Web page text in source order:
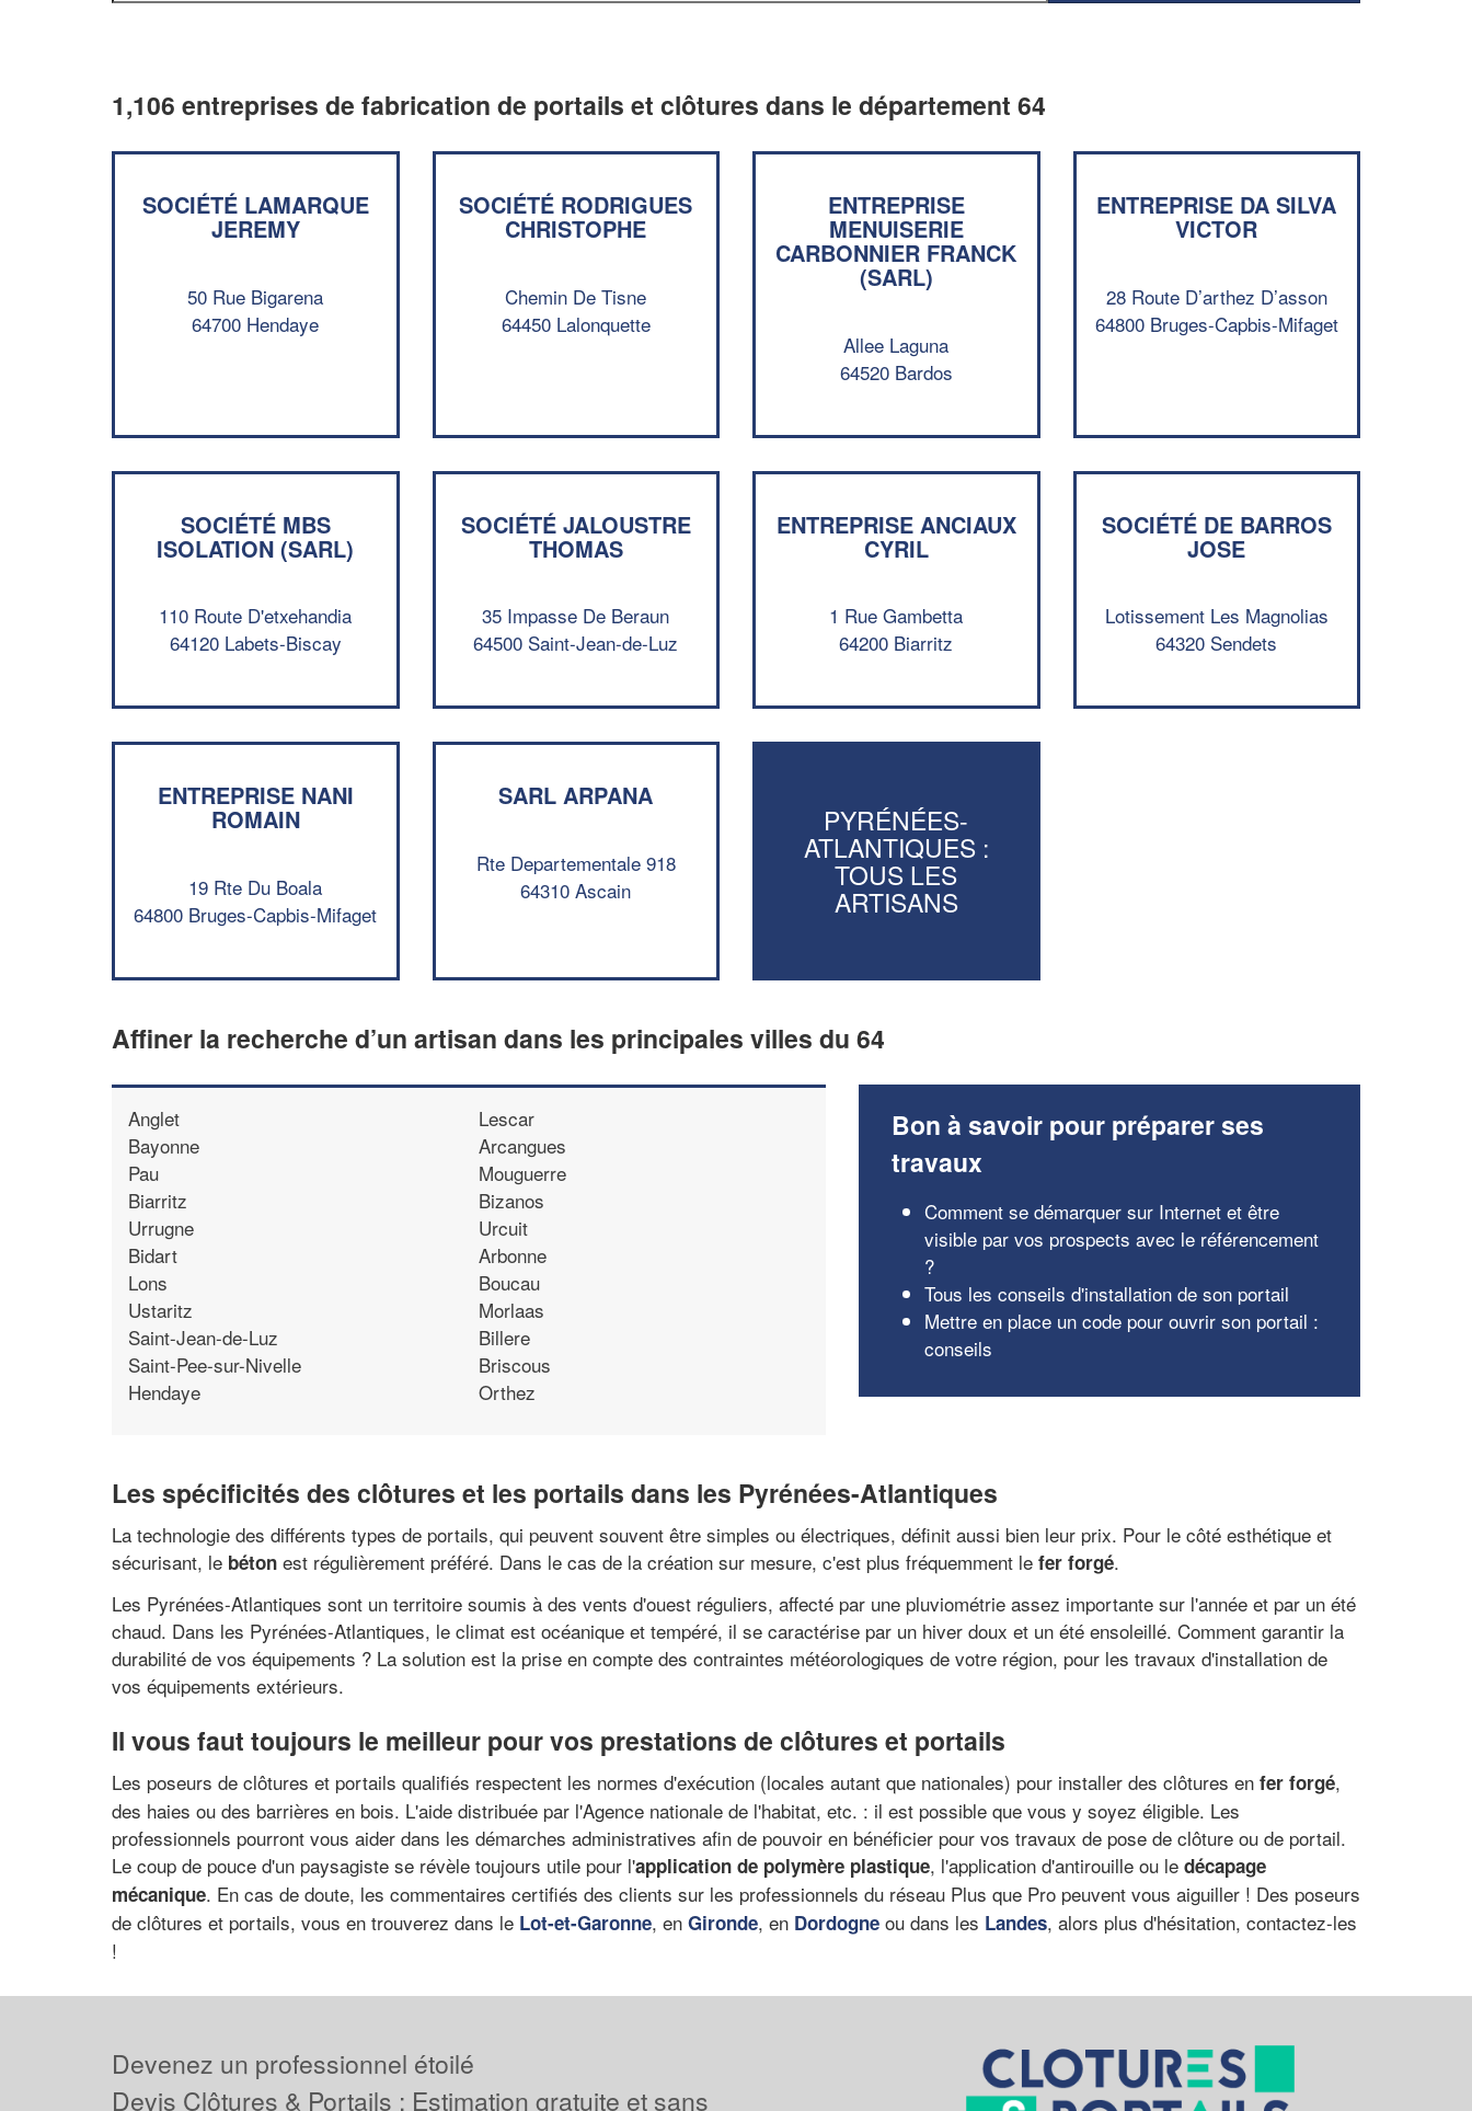
1,106 entreprises de fabrication de portails et clôtures dans le département 64
SOCIÉTÉ LAMARQUE
JEREMY
50 Rue Bigarena
64700 Hendaye
SOCIÉTÉ RODRIGUES
CHRISTOPHE
Chemin De Tisne
64450 Lalonquette
ENTREPRISE
MENUISERIE
CARBONNIER FRANCK
(SARL)
Allee Laguna
64520 Bardos
ENTREPRISE DA SILVA
VICTOR
28 Route D’arthez D’asson
64800 Bruges-Capbis-Mifaget
SOCIÉTÉ MBS
ISOLATION (SARL)
110 Route D'etxehandia
64120 Labets-Biscay
SOCIÉTÉ JALOUSTRE
THOMAS
35 Impasse De Beraun
64500 Saint-Jean-de-Luz
ENTREPRISE ANCIAUX
CYRIL
1 Rue Gambetta
64200 Biarritz
SOCIÉTÉ DE BARROS
JOSE
Lotissement Les Magnolias
64320 Sendets
ENTREPRISE NANI
ROMAIN
19 Rte Du Boala
64800 Bruges-Capbis-Mifaget
SARL ARPANA
Rte Departementale 918
64310 Ascain
PYRÉNÉES-
ATLANTIQUES :
TOUS LES
ARTISANS
Affiner la recherche d’un artisan dans les principales villes du 64
Anglet
Bayonne
Pau
Biarritz
Urrugne
Bidart
Lons
Ustaritz
Saint-Jean-de-Luz
Saint-Pee-sur-Nivelle
Hendaye
Lescar
Arcangues
Mouguerre
Bizanos
Urcuit
Arbonne
Boucau
Morlaas
Billere
Briscous
Orthez
Bon à savoir pour préparer ses
travaux
Comment se démarquer sur Internet et être
visible par vos prospects avec le référencement
?
Tous les conseils d'installation de son portail
Mettre en place un code pour ouvrir son portail :
conseils
Les spécificités des clôtures et les portails dans les Pyrénées-Atlantiques
La technologie des différents types de portails, qui peuvent souvent être simples ou électriques, définit aussi bien leur prix. Pour le côté esthétique et
sécurisant, le béton est régulièrement préféré. Dans le cas de la création sur mesure, c'est plus fréquemment le fer forgé.
Les Pyrénées-Atlantiques sont un territoire soumis à des vents d'ouest réguliers, affecté par une pluviométrie assez importante sur l'année et par un été
chaud. Dans les Pyrénées-Atlantiques, le climat est océanique et tempéré, il se caractérise par un hiver doux et un été ensoleillé. Comment garantir la
durabilité de vos équipements ? La solution est la prise en compte des contraintes météorologiques de votre région, pour les travaux d'installation de
vos équipements extérieurs.
Il vous faut toujours le meilleur pour vos prestations de clôtures et portails
Les poseurs de clôtures et portails qualifiés respectent les normes d'exécution (locales autant que nationales) pour installer des clôtures en fer forgé,
des haies ou des barrières en bois. L'aide distribuée par l'Agence nationale de l'habitat, etc. : il est possible que vous y soyez éligible. Les
professionnels pourront vous aider dans les démarches administratives afin de pouvoir en bénéficier pour vos travaux de pose de clôture ou de portail.
Le coup de pouce d'un paysagiste se révèle toujours utile pour l'application de polymère plastique, l'application d'antirouille ou le décapage
mécanique. En cas de doute, les commentaires certifiés des clients sur les professionnels du réseau Plus que Pro peuvent vous aiguiller ! Des poseurs
de clôtures et portails, vous en trouverez dans le Lot-et-Garonne, en Gironde, en Dordogne ou dans les Landes, alors plus d'hésitation, contactez-les
!
✕
professionnel ?
Augmentez votre
En savoir plus
Devenez un professionnel étoilé
Devis Clôtures & Portails : Estimation gratuite et sans